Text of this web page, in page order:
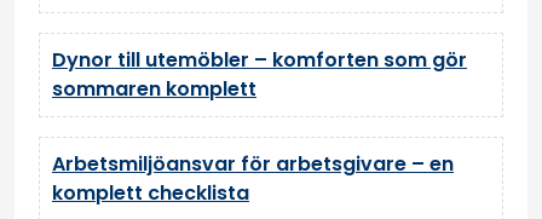
Dynor till utemöbler – komforten som gör
sommaren komplett
Arbetsmiljöansvar för arbetsgivare – en
komplett checklista